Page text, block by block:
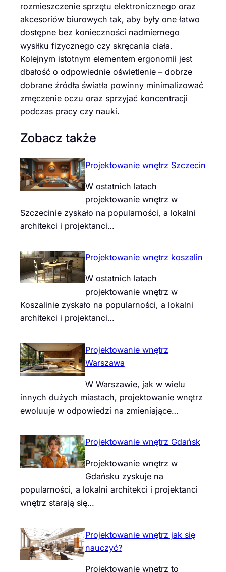
rozmieszczenie sprzętu elektronicznego oraz
akcesoriów biurowych tak, aby były one łatwo
dostępne bez konieczności nadmiernego
wysiłku fizycznego czy skręcania ciała.
Kolejnym istotnym elementem ergonomii jest
dbałość o odpowiednie oświetlenie – dobrze
dobrane źródła światła powinny minimalizować
zmęczenie oczu oraz sprzyjać koncentracji
podczas pracy czy nauki.
Zobacz także
Projektowanie wnętrz Szczecin
W ostatnich latach
projektowanie wnętrz w
Szczecinie zyskało na popularności, a lokalni
architekci i projektanci…
Projektowanie wnętrz koszalin
W ostatnich latach
projektowanie wnętrz w
Koszalinie zyskało na popularności, a lokalni
architekci i projektanci…
Projektowanie wnętrz
Warszawa
W Warszawie, jak w wielu
innych dużych miastach, projektowanie wnętrz
ewoluuje w odpowiedzi na zmieniające…
Projektowanie wnętrz Gdańsk
Projektowanie wnętrz w
Gdańsku zyskuje na
popularności, a lokalni architekci i projektanci
wnętrz starają się…
Projektowanie wnętrz jak się
nauczyć?
Projektowanie wnętrz to